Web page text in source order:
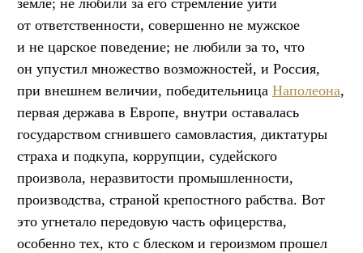
земле; не любили за его стремление уйти
от ответственности, совершенно не мужское
и не царское поведение; не любили за то, что
он упустил множество возможностей, и Россия,
при внешнем величии, победительница Наполеона,
первая держава в Европе, внутри оставалась
государством сгнившего самовластия, диктатуры
страха и подкупа, коррупции, судейского
произвола, неразвитости промышленности,
производства, страной крепостного рабства. Вот
это угнетало передовую часть офицерства,
особенно тех, кто с блеском и героизмом прошел